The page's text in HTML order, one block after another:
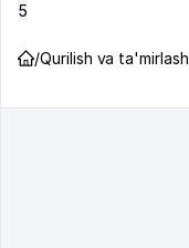
5
/Qurilish va ta'mirlash